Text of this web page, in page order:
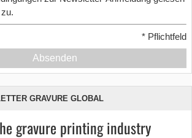
* Pflichtfeld
Absenden
GRAVURE GLOBAL
gravure printing industry